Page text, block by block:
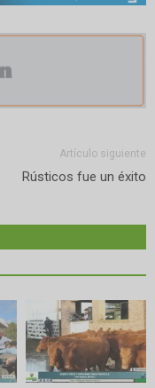
Artículo siguiente
Rústicos fue un éxito